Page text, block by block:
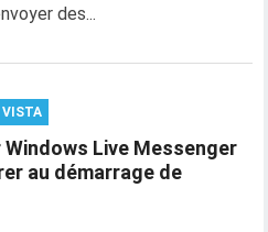
des...
VISTA
Windows Live Messenger
au démarrage de